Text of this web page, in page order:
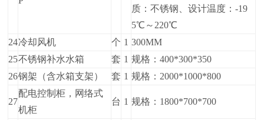
质：不锈钢、设计温度：-19
5℃～220℃
24冷却风机 个 1 300MM
25不锈钢补水水箱 套 1 规格：400*300*350
26钢架（含水箱支架） 套 1 规格：2000*1000*800
27
配电控制柜，网络式
机柜
台 1 规格：1800*700*700